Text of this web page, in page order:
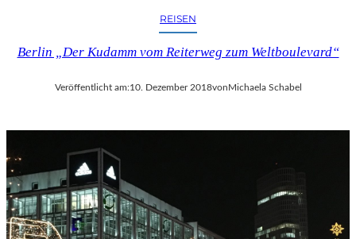
REISEN
Berlin „Der Kudamm vom Reiterweg zum Weltboulevard“
Veröffentlicht am:10. Dezember 2018vonMichaela Schabel